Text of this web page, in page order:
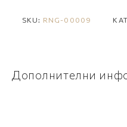
SKU: RNG-00009
Дополнителни